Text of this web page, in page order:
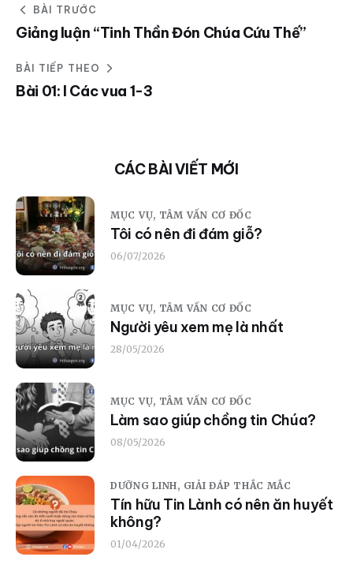
BÀI TRƯỚC
Giảng luận “Tinh Thần Đón Chúa Cứu Thế”
BÀI TIẾP THEO
Bài 01: I Các vua 1-3
CÁC BÀI VIẾT MỚI
MỤC VỤ, TÂM VẤN CƠ ĐỐC
Tôi có nên đi đám giỗ?
06/07/2026
MỤC VỤ, TÂM VẤN CƠ ĐỐC
Người yêu xem mẹ là nhất
28/05/2026
MỤC VỤ, TÂM VẤN CƠ ĐỐC
Làm sao giúp chồng tin Chúa?
08/05/2026
DƯỠNG LINH, GIẢI ĐÁP THẮC MẮC
Tín hữu Tin Lành có nên ăn huyết
không?
01/04/2026